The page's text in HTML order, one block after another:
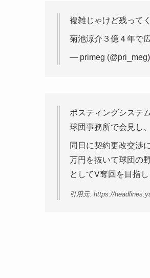
複雑じゃけど残って
菊池涼介３億４年で
— primeg (@pri_meg)
ポスティングシステ
球団事務所で会見し
同日に契約更改交渉
万円を抜いて球団の
としてV奪回を目指
引用元: https://